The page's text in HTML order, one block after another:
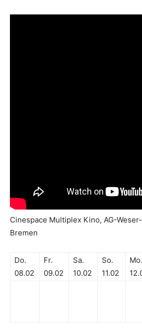
Cinespace Multiplex Kino, AG-
Bremen
Do.
08.02
Fr.
09.02
Sa.
10.02
So.
11.02
Mo.